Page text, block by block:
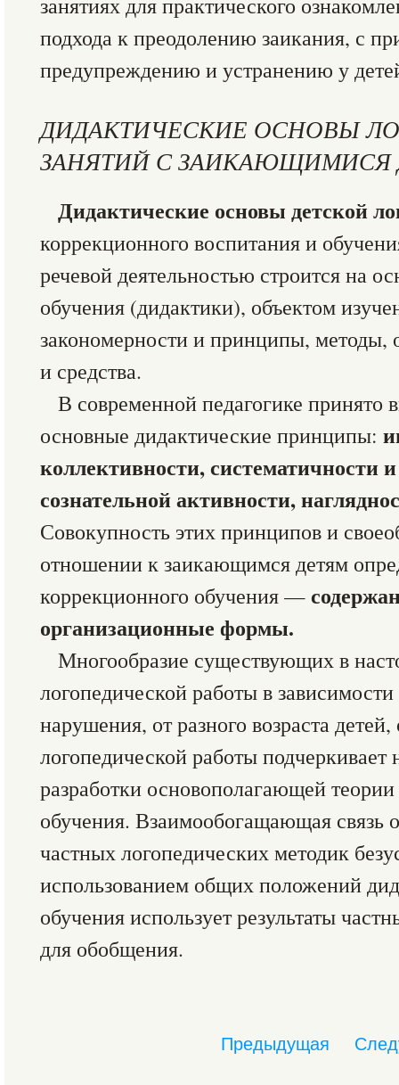
подхода к преодолению заикания, с
предупреждению и устранению у
ДИДАКТИЧЕСКИЕ ОСНОВЫ
ЗАНЯТИЙ С ЗАИКАЮЩИМИСЯ
Дидактические основы детской
коррекционного воспитания и
речевой деятельностью строится на
обучения (дидактики), объектом
закономерности и принципы,
и средства.
В современной педагогике принято
основные дидактические принципы:
коллективности, систематичности
сознательной активности,
Совокупность этих принципов и
отношении к заикающимся детям
коррекционного обучения —
организационные формы.
Многообразие существующих в
логопедической работы в
нарушения, от разного возраста
логопедической работы подчеркивает
разработки основополагающей
обучения. Взаимообогащающая связь
частных логопедических методик
использованием общих положений
обучения использует результаты
для обобщения.
Предыдущая